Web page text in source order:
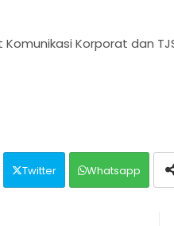
Korporat dan
Twitter Whatsapp